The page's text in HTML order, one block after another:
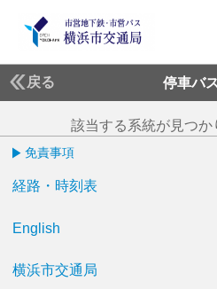
戻る 停車バ
該当する系統が見つか
免責事項
経路・時刻表
English
横浜市交通局